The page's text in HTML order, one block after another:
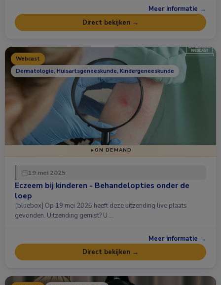
Meer informatie →
Direct bekijken →
Webcast
Dermatologie, Huisartsgeneeskunde, Kindergeneeskunde
ON DEMAND
19 mei 2025
Eczeem bij kinderen - Behandelopties onder de
loep
[bluebox] Op 19 mei 2025 heeft deze uitzending live plaats
gevonden. Uitzending gemist? U …
Meer informatie →
Direct bekijken →